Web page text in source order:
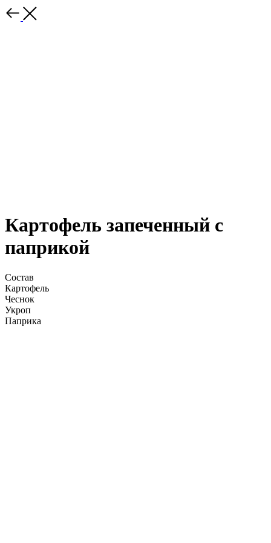
Картофель запеченный с
паприкой
Состав
Картофель
Чеснок
Укроп
Паприка